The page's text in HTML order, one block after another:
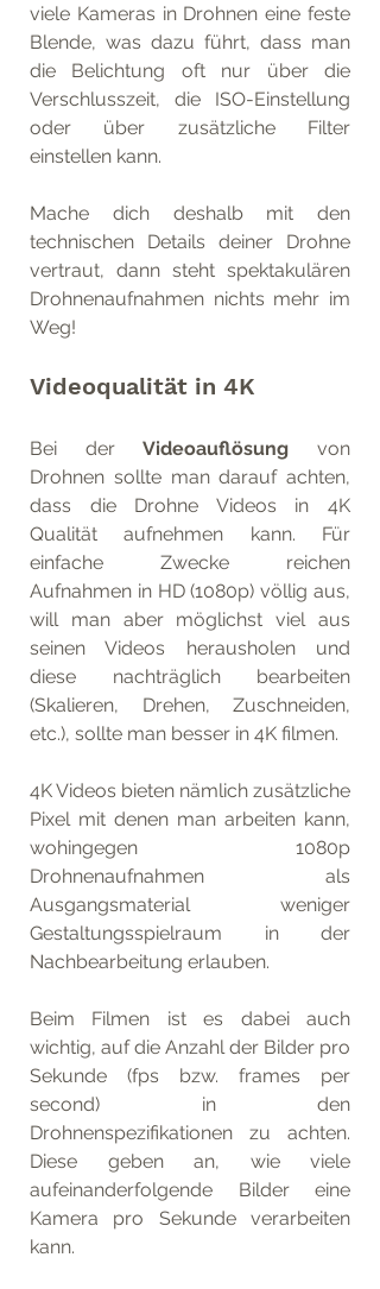
viele Kameras in Drohnen eine feste
Blende, was dazu führt, dass man
die Belichtung oft nur über die
Verschlusszeit, die ISO-Einstellung
oder über zusätzliche Filter
einstellen kann.
Mache dich deshalb mit den
technischen Details deiner Drohne
vertraut, dann steht spektakulären
Drohnenaufnahmen nichts mehr im
Weg!
Videoqualität in 4K
Bei der Videoauflösung von
Drohnen sollte man darauf achten,
dass die Drohne Videos in 4K
Qualität aufnehmen kann. Für
einfache Zwecke reichen
Aufnahmen in HD (1080p) völlig aus,
will man aber möglichst viel aus
seinen Videos herausholen und
diese nachträglich bearbeiten
(Skalieren, Drehen, Zuschneiden,
etc.), sollte man besser in 4K filmen.
4K Videos bieten nämlich zusätzliche
Pixel mit denen man arbeiten kann,
wohingegen 1080p
Drohnenaufnahmen als
Ausgangsmaterial weniger
Gestaltungsspielraum in der
Nachbearbeitung erlauben.
Beim Filmen ist es dabei auch
wichtig, auf die Anzahl der Bilder pro
Sekunde (fps bzw. frames per
second) in den
Drohnenspezifikationen zu achten.
Diese geben an, wie viele
aufeinanderfolgende Bilder eine
Kamera pro Sekunde verarbeiten
kann.